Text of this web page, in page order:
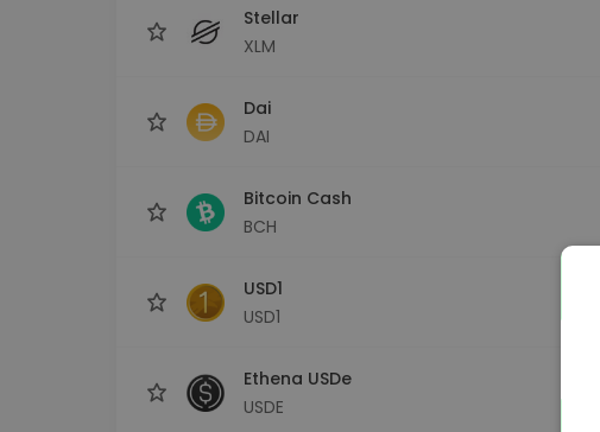
Stellar
XLM
Dai
DAI
Bitcoin Cash
BCH
USD1
USD1
Ethena USDe
USDE